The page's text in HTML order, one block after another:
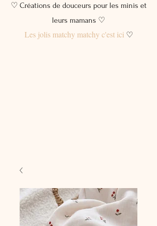
♡ Créations de douceurs pour les minis et
leurs mamans ♡
Les jolis matchy matchy c'est ici♡